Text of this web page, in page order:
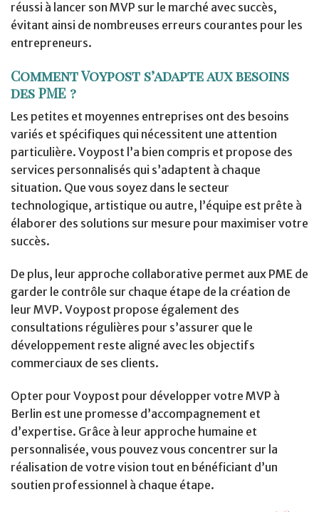
réussi à lancer son MVP sur le marché avec succès,
évitant ainsi de nombreuses erreurs courantes pour les
entrepreneurs.
Comment Voypost s’adapte aux besoins
des PME ?
Les petites et moyennes entreprises ont des besoins
variés et spécifiques qui nécessitent une attention
particulière. Voypost l’a bien compris et propose des
services personnalisés qui s’adaptent à chaque
situation. Que vous soyez dans le secteur
technologique, artistique ou autre, l’équipe est prête à
élaborer des solutions sur mesure pour maximiser votre
succès.
De plus, leur approche collaborative permet aux PME de
garder le contrôle sur chaque étape de la création de
leur MVP. Voypost propose également des
consultations régulières pour s’assurer que le
développement reste aligné avec les objectifs
commerciaux de ses clients.
Opter pour Voypost pour développer votre MVP à
Berlin est une promesse d’accompagnement et
d’expertise. Grâce à leur approche humaine et
personnalisée, vous pouvez vous concentrer sur la
réalisation de votre vision tout en bénéficiant d’un
soutien professionnel à chaque étape.